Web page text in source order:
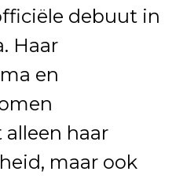
debuut in
Haar
en
haar
maar ook